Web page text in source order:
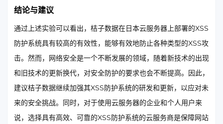
结论与建议
通过上述实验可以看出，桔子数据在日本云服务器上部署的XSS
防护系统具有较高的有效性，能够有效地防止各种类型的XSS攻
击。然而，网络安全是一个不断发展的领域，随着新技术的出现
和旧技术的更新换代，对安全防护的要求也会不断提高。因此，
建议桔子数据继续加强其XSS防护系统的研发和更新，以应对未
来的安全挑战。同时，对于使用云服务器的企业和个人用户来
说，选择具有高效、可靠的XSS防护系统的云服务商是保障网站